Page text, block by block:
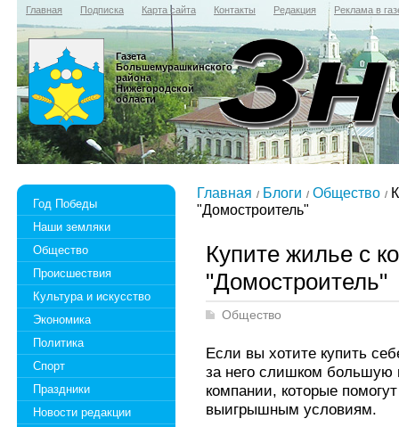
Главная Подписка Карта сайта Контакты Редакция Реклама в
Газета
Большемурашкинского
района
Нижегородской
области
Год Победы
Наши земляки
Общество
Происшествия
Культура и искусство
Экономика
Политика
Спорт
Праздники
Новости редакции
Главная Блоги Общество
"Домостроитель"
Купите жилье с
"Домостроитель"
Общество
Если вы хотите купить
за него слишком большую
компании, которые
выигрышным условиям.